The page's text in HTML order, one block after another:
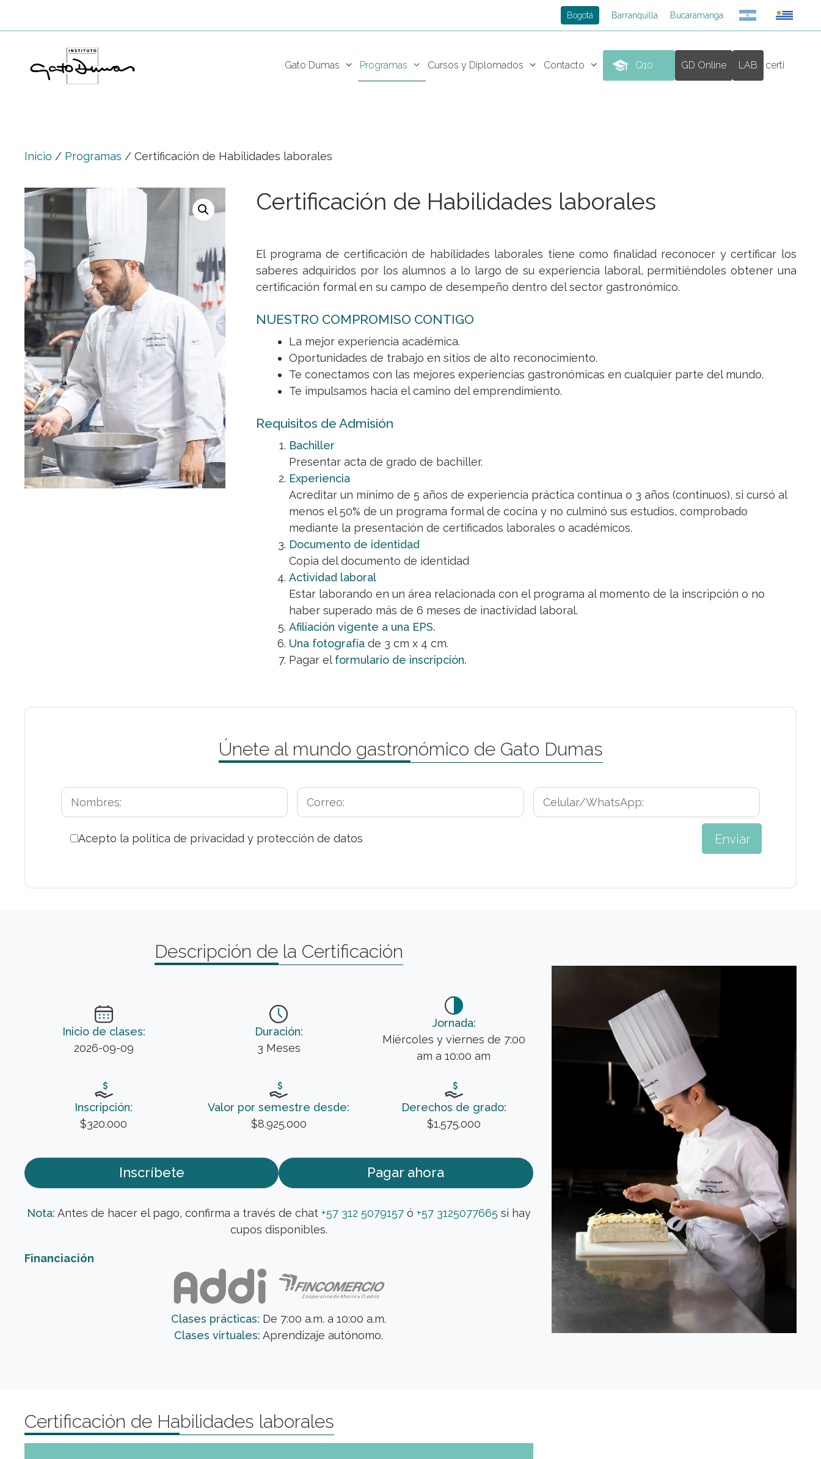
Bogotá Barranquilla Bucaramanga
Gato Dumas Programas Cursos y Diplomados Contacto Q10 GD Online LAB certi
Inicio / Programas / Certificación de Habilidades laborales
Certificación de Habilidades laborales
El programa de certificación de habilidades laborales tiene como finalidad reconocer y certificar los
saberes adquiridos por los alumnos a lo largo de su experiencia laboral, permitiéndoles obtener una
certificación formal en su campo de desempeño dentro del sector gastronómico.
NUESTRO COMPROMISO CONTIGO
La mejor experiencia académica.
Oportunidades de trabajo en sitios de alto reconocimiento.
Te conectamos con las mejores experiencias gastronómicas en cualquier parte del mundo.
Te impulsamos hacia el camino del emprendimiento.
Requisitos de Admisión
Bachiller
Presentar acta de grado de bachiller.
Experiencia
Acreditar un mínimo de 5 años de experiencia práctica continua o 3 años (continuos), si cursó al
menos el 50% de un programa formal de cocina y no culminó sus estudios, comprobado
mediante la presentación de certificados laborales o académicos.
Documento de identidad
Copia del documento de identidad
Actividad laboral
Estar laborando en un área relacionada con el programa al momento de la inscripción o no
haber superado más de 6 meses de inactividad laboral.
Afiliación vigente a una EPS.
Una fotografía de 3 cm x 4 cm.
Pagar el formulario de inscripción.
Únete al mundo gastronómico de Gato Dumas
Acepto la política de privacidad y protección de datos
Descripción de la Certificación
Inicio de clases:
2026-09-09
Duración:
3 Meses
Jornada:
Miércoles y viernes de 7:00
am a 10:00 am
Inscripción:
$320.000
Valor por semestre desde:
$8.925.000
Derechos de grado:
$1.575.000
Inscríbete Pagar ahora
Nota: Antes de hacer el pago, confirma a través de chat +57 312 5079157ó +57 3125077665 si hay
cupos disponibles.
Financiación
Clases prácticas: De 7:00 a.m. a 10:00 a.m.
Clases virtuales: Aprendizaje autónomo.
Certificación de Habilidades laborales